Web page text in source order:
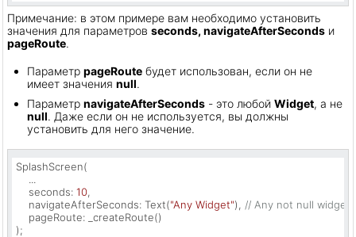
Примечание: в этом примере вам необходимо установить
значения для параметров seconds, navigateAfterSeconds и
pageRoute.
Параметр pageRoute будет использован, если он не
имеет значения null.
Параметр navigateAfterSeconds - это любой Widget, а не
null. Даже если он не используется, вы должны
установить для него значение.
SplashScreen(
    seconds:
10,
    navigateAfterSeconds: Text(
"Any Widget"), // Any not null widget.
    pageRoute: _createRoute()
);